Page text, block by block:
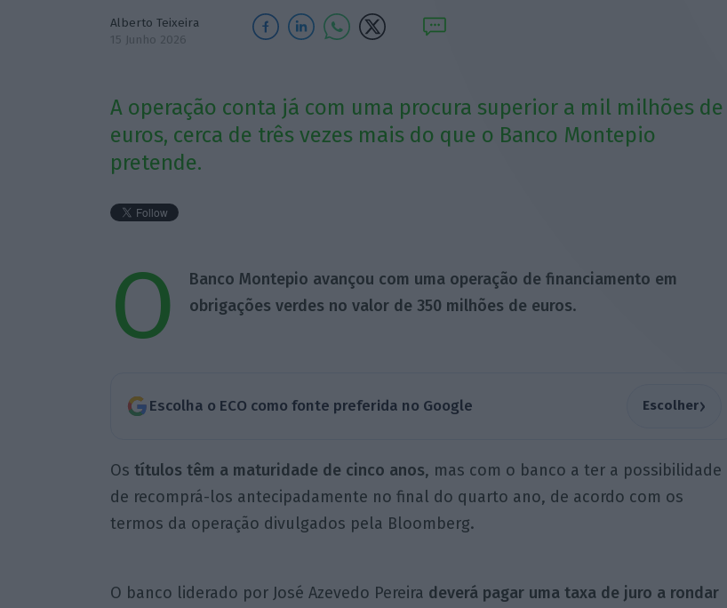
Alberto Teixeira
15 Junho 2026
A operação conta já com uma procura superior a mil milhões de
euros, cerca de três vezes mais do que o Banco Montepio
pretende.
O
Banco Montepio avançou com uma operação de financiamento em
obrigações verdes no valor de 350 milhões de euros.
Escolha o ECO como fonte preferida no Google Escolher›
Os títulos têm a maturidade de cinco anos, mas com o banco a ter a possibilidade
de recomprá-los antecipadamente no final do quarto ano, de acordo com os
termos da operação divulgados pela Bloomberg.
O banco liderado por José Azevedo Pereira deverá pagar uma taxa de juro a rondar